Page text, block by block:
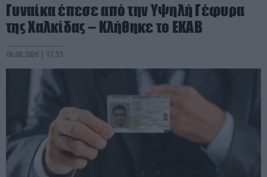
Γυναίκα έπεσε από την Υψηλή Γέφυρα
της Χαλκίδας – Κλήθηκε το ΕΚΑΒ
06.08.2026 | 17:53